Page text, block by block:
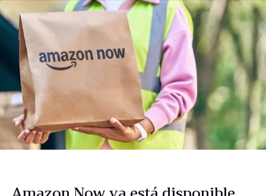
FacebookLinkedInTwittercorreo
electrónico